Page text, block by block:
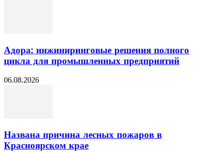
Адора: инжиниринговые решения полного
цикла для промышленных предприятий
06.08.2026
Названа причина лесных пожаров в
Красноярском крае